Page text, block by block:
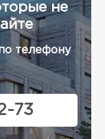
не
телефону
73